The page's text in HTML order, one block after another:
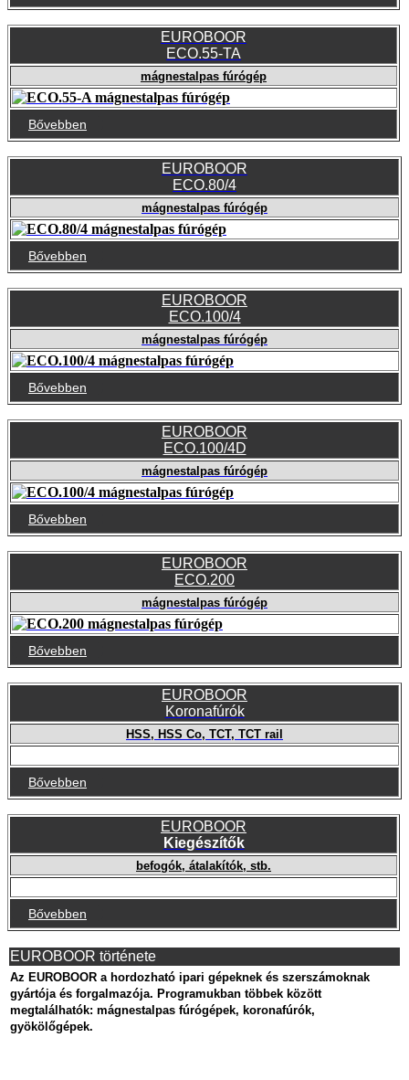
EUROBOOR
ECO.55-TA
mágnestalpas fúrógép
Bővebben
EUROBOOR
ECO.80/4
mágnestalpas fúrógép
Bővebben
EUROBOOR
ECO.100/4
mágnestalpas fúrógép
Bővebben
EUROBOOR
ECO.100/4D
mágnestalpas fúrógép
Bővebben
EUROBOOR
ECO.200
mágnestalpas fúrógép
Bővebben
EUROBOOR
Koronafúrók
HSS, HSS Co, TCT, TCT rail
Bővebben
EUROBOOR
Kiegészítők
befogók, átalakítók, stb.
Bővebben
EUROBOOR története
Az EUROBOOR a hordozható ipari gépeknek és szerszámoknak
gyártója és forgalmazója. Programukban többek között
megtalálhatók: mágnestalpas fúrógépek, koronafúrók,
gyökölőgépek.